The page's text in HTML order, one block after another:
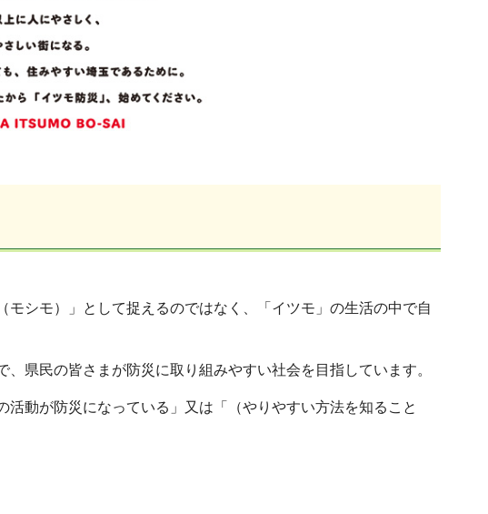
シモ）」として捉えるのではなく、「イツモ」の生活の中で自
県民の皆さまが防災に取り組みやすい社会を目指しています。
動が防災になっている」又は「（やりやすい方法を知ること